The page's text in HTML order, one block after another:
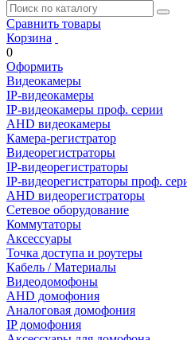
Сравнить товары
Корзина
0
Оформить
Видеокамеры
IP-видеокамеры
IP-видеокамеры проф. серии
AHD видеокамеры
Камера-регистратор
Видеорегистраторы
IP-видеорегистраторы
IP-видеорегистраторы проф.
AHD видеорегистраторы
Сетевое оборудование
Коммутаторы
Аксессуары
Точка доступа и роутеры
Кабель / Материалы
Видеодомофоны
AHD домофония
Аналоговая домофония
IP домофония